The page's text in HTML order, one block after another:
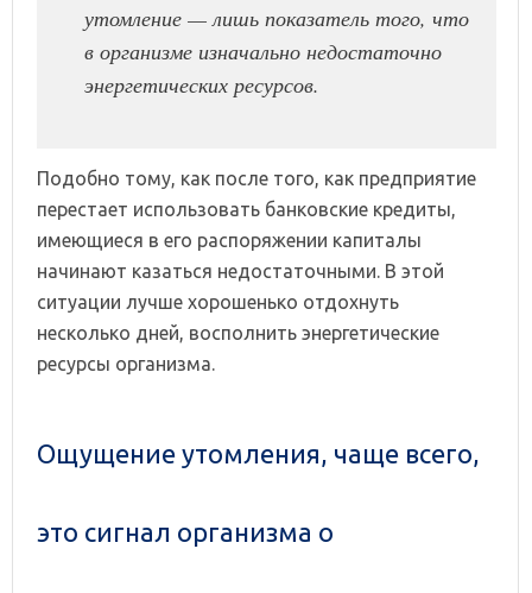
утомление — лишь показатель того, что
в организме изначально недостаточно
энергетических ресурсов.
Подобно тому, как после того, как предприятие
перестает использовать банковские кредиты,
имеющиеся в его распоряжении капиталы
начинают казаться недостаточными. В этой
ситуации лучше хорошенько отдохнуть
несколько дней, восполнить энергетические
ресурсы организма.
Ощущение утомления, чаще всего,
это сигнал организма о